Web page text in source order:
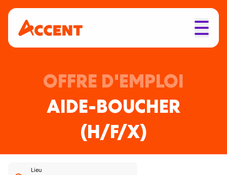
OFFRE D'EMPLOI
AIDE-BOUCHER
(H/F/X)
Lieu